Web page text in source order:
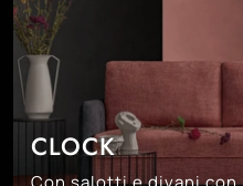
CLOCK